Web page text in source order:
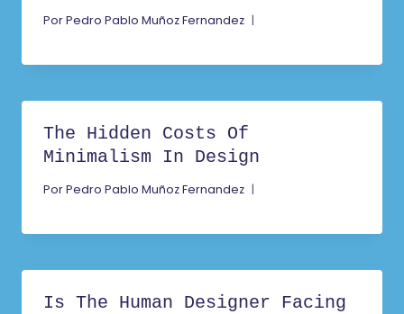
PorPedro Pablo Muñoz Fernandez
The Hidden Costs Of
Minimalism In Design
PorPedro Pablo Muñoz Fernandez
Is The Human Designer Facing